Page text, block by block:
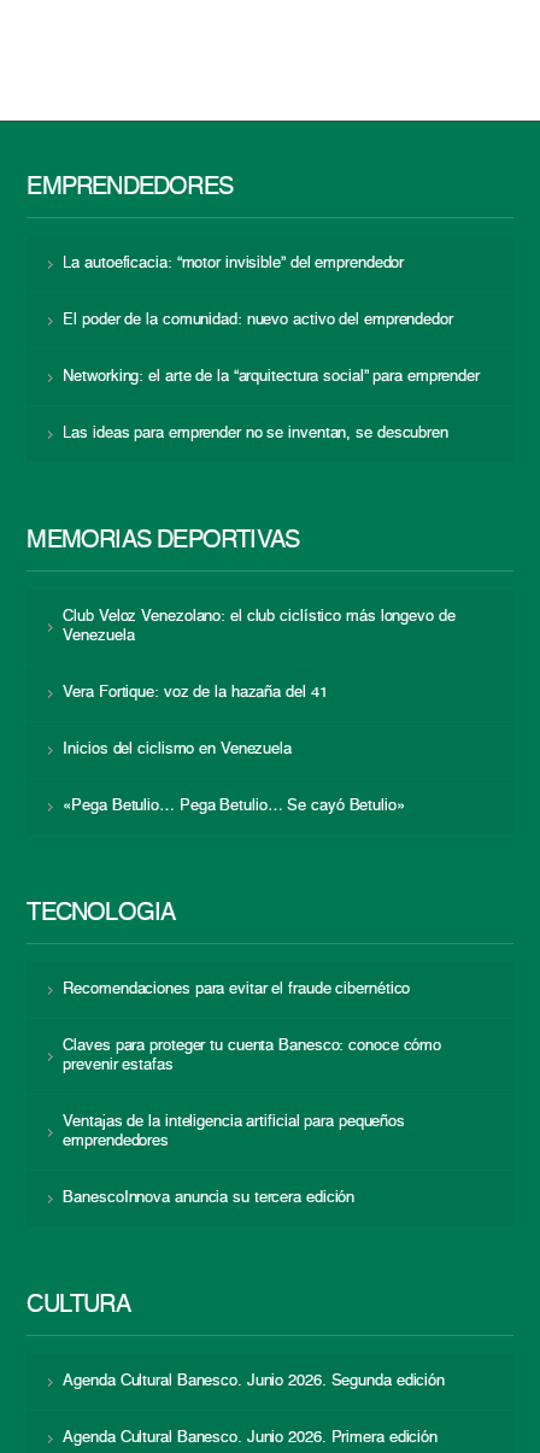
EMPRENDEDORES
La autoeficacia: “motor invisible” del emprendedor
El poder de la comunidad: nuevo activo del emprendedor
Networking: el arte de la “arquitectura social” para emprender
Las ideas para emprender no se inventan, se descubren
MEMORIAS DEPORTIVAS
Club Veloz Venezolano: el club ciclístico más longevo de
Venezuela
Vera Fortique: voz de la hazaña del 41
Inicios del ciclismo en Venezuela
«Pega Betulio… Pega Betulio… Se cayó Betulio»
TECNOLOGÍA
Recomendaciones para evitar el fraude cibernético
Claves para proteger tu cuenta Banesco: conoce cómo
prevenir estafas
Ventajas de la inteligencia artificial para pequeños
emprendedores
BanescoInnova anuncia su tercera edición
CULTURA
Agenda Cultural Banesco. Junio 2026. Segunda edición
Agenda Cultural Banesco. Junio 2026. Primera edición